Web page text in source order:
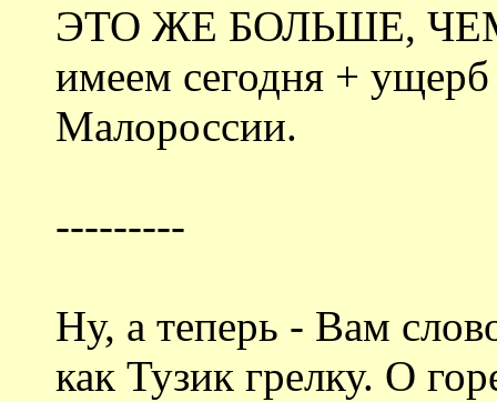
ЭТО ЖЕ БОЛЬШЕ, ЧЕМ
имеем сегодня +
Малороссии.
---------
Ну, а теперь - Вам
как Тузик грелку. О